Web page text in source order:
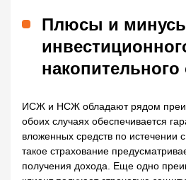
Плюсы и
накопительного
ИСЖ и НСЖ обладают рядом
обоих случаях обеспечивается
вложенных средств по истечении
такое страхование
получения дохода. Еще одно